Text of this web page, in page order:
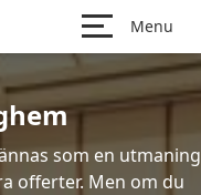
Menu
som en utmaning
offerter. Men om du